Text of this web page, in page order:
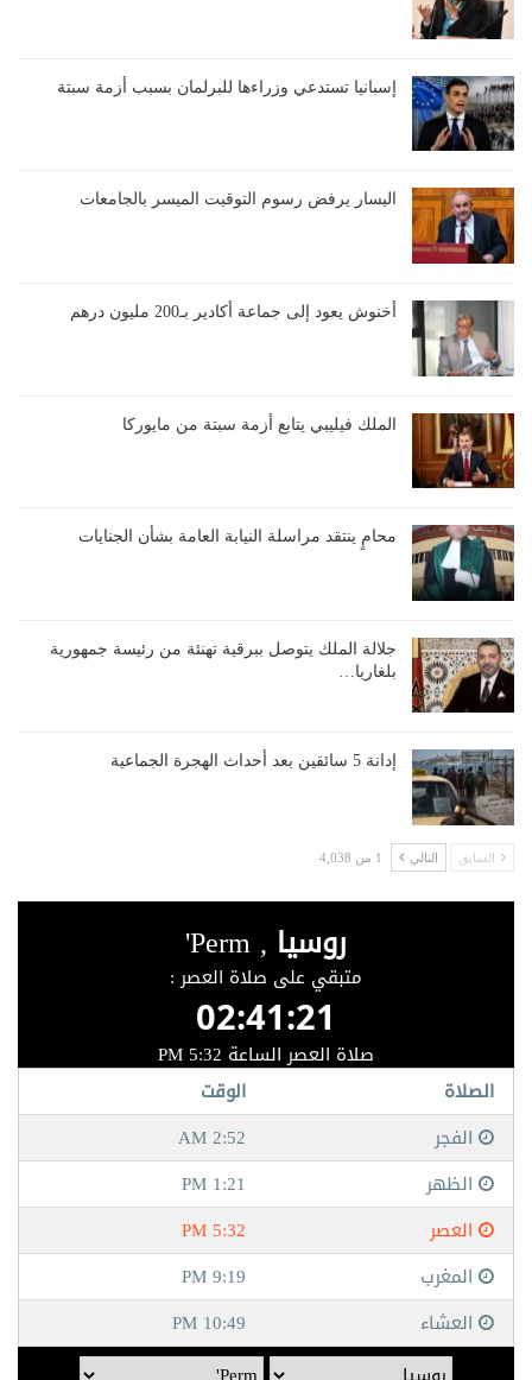
إسبانيا تستدعي وزراءها للبرلمان بسبب أزمة سبتة
اليسار يرفض رسوم التوقيت الميسر بالجامعات
أخنوش يعود إلى جماعة أكادير بـ200 مليون درهم
الملك فيليبي يتابع أزمة سبتة من مايوركا
محامٍ ينتقد مراسلة النيابة العامة بشأن الجنايات
جلالة الملك يتوصل ببرقية تهنئة من رئيسة جمهورية
بلغاريا…
إدانة 5 سائقين بعد أحداث الهجرة الجماعية
السابق التالي 1 من 4,038